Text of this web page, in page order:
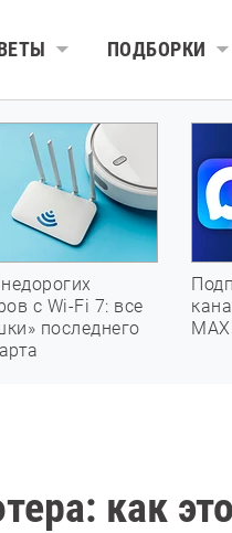
ПОДБОРКИ
с Wi-Fi 7: все
последнего
МАХ
как